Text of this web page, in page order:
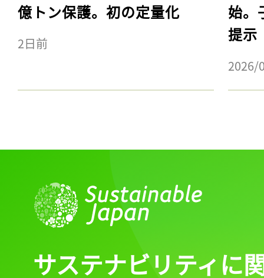
億トン保護。初の定量化
2日前
始。
提示
2026/
ログインが必
ログイン
サステナビリティに